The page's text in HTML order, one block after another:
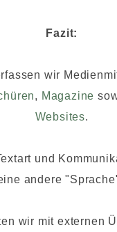
Fazit:
wir
, Magazine
Websites.
und
andere
wir mit externen